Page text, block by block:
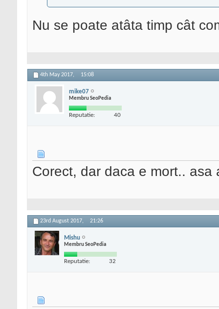
Nu se poate atâta timp cât
4th May 2017, 15:08
mike07
Membru SeoPedia
Reputatie: 40
Corect, dar daca e mort..
23rd August 2017, 21:26
Mishu
Membru SeoPedia
Reputatie: 32